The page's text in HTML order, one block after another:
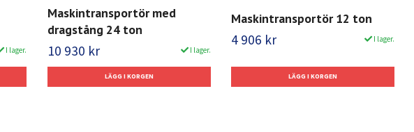
I lager.
Maskintransportör med
dragstång 24 ton
10 930 kr I lager.
Maskintransportör 12 ton
4 906 kr I lager.